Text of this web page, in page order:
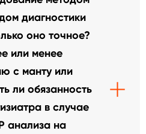
диагностики
оно точное?
или менее
с манту или
ли обязанность
в случае
анализа на